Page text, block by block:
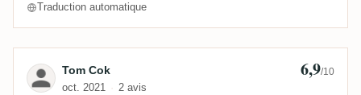
Traduction automatique
Avis de Tom Cok
Tom Cok
oct. 2021 2 avis
6,9/10